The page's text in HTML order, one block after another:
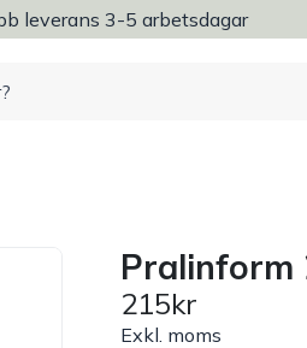
leverans 3-5 arbetsdagar
Pralinform
215kr
Exkl. moms